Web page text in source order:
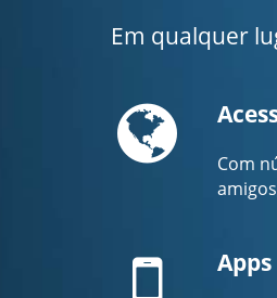
Em qualquer
Globe
Com
Mobile